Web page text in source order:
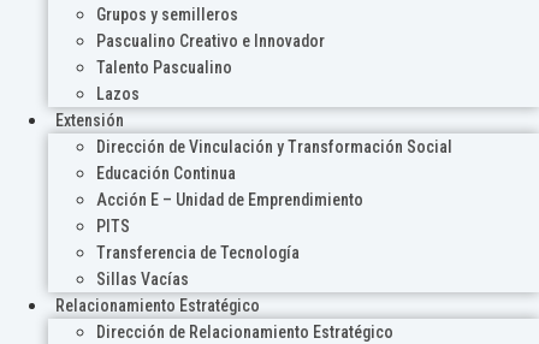
Grupos y semilleros
Pascualino Creativo e Innovador
Talento Pascualino
Lazos
Extensión
Dirección de Vinculación y Transformación Social
Educación Continua
Acción E – Unidad de Emprendimiento
PITS
Transferencia de Tecnología
Sillas Vacías
Relacionamiento Estratégico
Dirección de Relacionamiento Estratégico